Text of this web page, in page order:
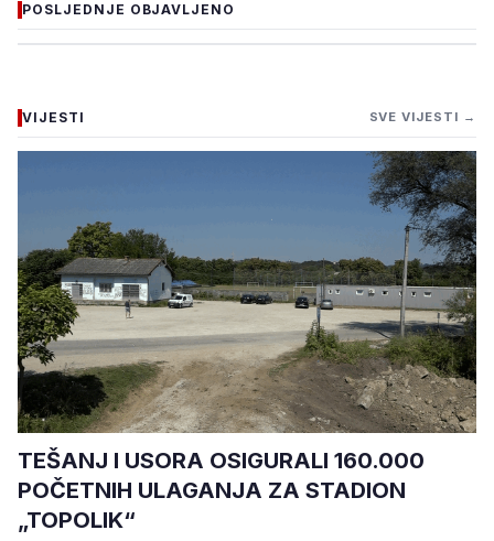
ZBOG INTERNETSKE
OD 40.000 KM
POSLJEDNJE OBJAVLJENO
VIJESTI SVE VIJESTI →
TEŠANJ I USORA OSIGURALI 160.000
POČETNIH ULAGANJA ZA STADION
„TOPOLIK“